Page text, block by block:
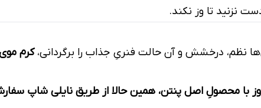
نزنید تا وز نکند.
نظم، درخشش و آن حالت فنریِ جذاب را برگردانی،کرم
با محصولِ اصل پنتن، همین حالا از طریق نایلی شاپ